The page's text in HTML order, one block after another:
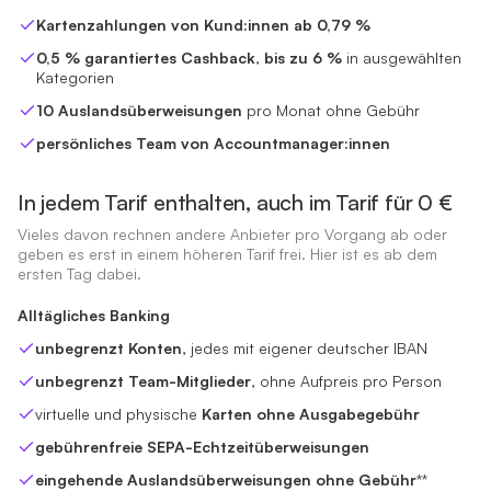
unbegrenzt Belege hochladen, inklusive DATEV
Kartenzahlungen von Kund:innen ab 0,79 %
0,5 % garantiertes Cashback, bis zu 6 % in ausgewählten
Kategorien
10 Auslandsüberweisungen pro Monat ohne Gebühr
persönliches Team von Accountmanager:innen
In jedem Tarif enthalten, auch im Tarif für 0 €
Vieles davon rechnen andere Anbieter pro Vorgang ab oder
geben es erst in einem höheren Tarif frei. Hier ist es ab dem
ersten Tag dabei.
Alltägliches Banking
unbegrenzt Konten, jedes mit eigener deutscher IBAN
unbegrenzt Team-Mitglieder, ohne Aufpreis pro Person
virtuelle und physische Karten ohne Ausgabegebühr
gebührenfreie SEPA-Echtzeitüberweisungen
eingehende Auslandsüberweisungen ohne Gebühr**